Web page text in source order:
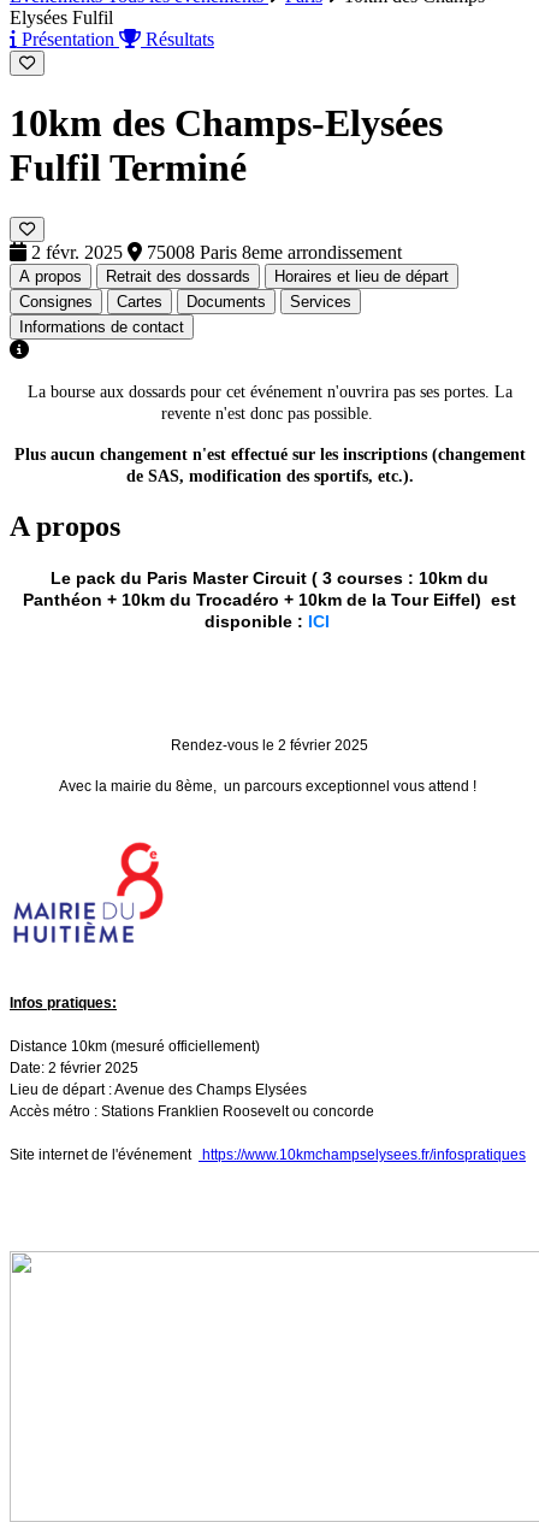
Elysées Fulfil
Présentation
Résultats
10km des Champs-Elysées
FulfilTerminé
2 févr. 2025 75008 Paris 8eme arrondissement
A propos Retrait des dossards
Horaires et lieu de départ
Consignes
Cartes Documents
Services
Informations de contact
La bourse aux dossards pour cet événement n'ouvrira pas ses portes. La
revente n'est donc pas possible.
Plus aucun changement n'est effectué sur les inscriptions (changement
de SAS, modification des sportifs, etc.).
A propos
Le pack du Paris Master Circuit ( 3 courses : 10km du
Panthéon + 10km du Trocadéro + 10km de la Tour Eiffel) est
disponible : ICI
Rendez-vous le 2 février 2025
Avec la mairie du 8ème, un parcours exceptionnel vous attend !
Infos pratiques:
Distance 10km (mesuré officiellement)
Date: 2 février 2025
Lieu de départ : Avenue des Champs Elysées
Accès métro : Stations Franklien Roosevelt ou concorde
Site internet de l'événement https://www.10kmchampselysees.fr/infospratiques